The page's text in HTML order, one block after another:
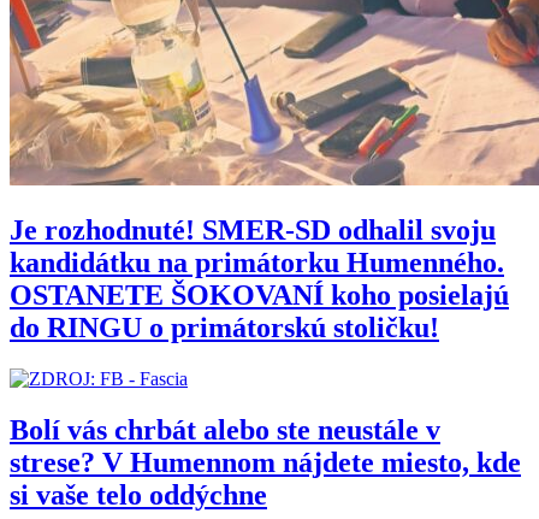
Je rozhodnuté! SMER-SD odhalil svoju
kandidátku na primátorku Humenného.
OSTANETE ŠOKOVANÍ koho posielajú
do RINGU o primátorskú stoličku!
Bolí vás chrbát alebo ste neustále v
strese? V Humennom nájdete miesto, kde
si vaše telo oddýchne